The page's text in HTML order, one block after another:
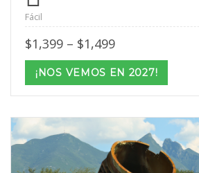
Fácil
$1,399 – $1,499Price
$1,399
through
$1,499
¡NOS VEMOS EN 2027!